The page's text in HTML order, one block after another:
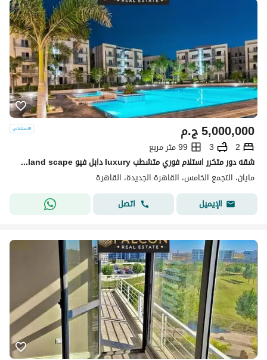
ج.م5,000,000
2
3
99 متر مربع
شقه دور متكرر استلام فوري متشطب luxury دابل فيو pool+land scape تقسيمه رائعه باسهل خطط سداد بدون ضغط وتقسيط ع اطول عدد سنوات الرحاب-سوان ليك-كريك تاون
مايان، التجمع الخامس، القاهرة الجديدة، القاهرة
الإيميل
اتصل